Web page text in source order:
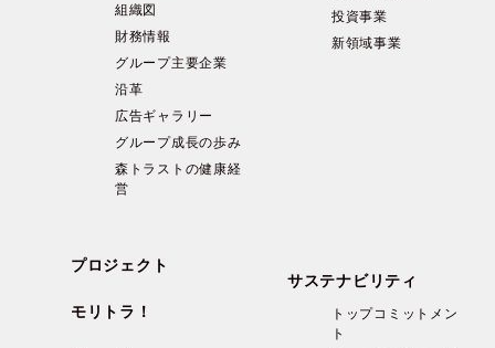
組織図
財務情報
グループ主要企業
沿革
広告ギャラリー
グループ成長の歩み
森トラストの健康経
営
投資事業
新領域事業
プロジェクト
モリトラ！
サステナビリティ
トップコミットメン
ト